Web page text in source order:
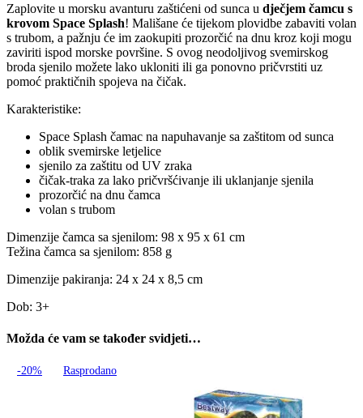
Zaplovite u morsku avanturu zaštićeni od sunca u dječjem čamcu s
krovom Space Splash! Mališane će tijekom plovidbe zabaviti volan
s trubom, a pažnju će im zaokupiti prozorčić na dnu kroz koji mogu
zaviriti ispod morske površine. S ovog neodoljivog svemirskog
broda sjenilo možete lako ukloniti ili ga ponovno pričvrstiti uz
pomoć praktičnih spojeva na čičak.
Karakteristike:
Space Splash čamac na napuhavanje sa zaštitom od sunca
oblik svemirske letjelice
sjenilo za zaštitu od UV zraka
čičak-traka za lako pričvršćivanje ili uklanjanje sjenila
prozorčić na dnu čamca
volan s trubom
Dimenzije čamca sa sjenilom: 98 x 95 x 61 cm
Težina čamca sa sjenilom: 858 g
Dimenzije pakiranja: 24 x 24 x 8,5 cm
Dob: 3+
Možda će vam se također svidjeti…
-20% Rasprodano